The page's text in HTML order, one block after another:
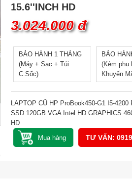
15.6''INCH HD
3.024.000 đ
BẢO HÀNH 1 THÁNG
(Máy + Sạc + Túi
C.Sốc)
BẢO
(Kèm phụ
Khuyến
LAPTOP CŨ HP ProBook450-G1 I5-
SSD 120GB VGA Intel HD GRAPHICS
HD
TƯ VẤN: